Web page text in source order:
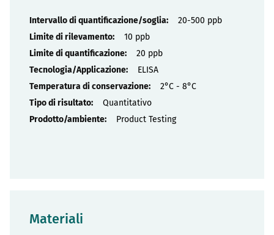
Proprietà
20-500 ppb
10 ppb
20 ppb
ELISA
2°C - 8°C
Quantitativo
Product Testing
Materiali